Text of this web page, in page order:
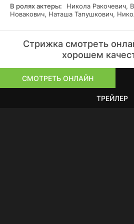
В ролях актеры:
Никола Ракочевич,
Новакович, Наташа Тапушкович,
Стрижка смотреть
хорошем
СМОТРЕТЬ ОНЛАЙН
ТРЕЙЛЕР